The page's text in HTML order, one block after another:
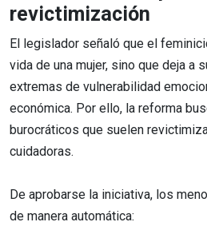
revictimización
El legislador señaló que el
vida de una mujer, sino que deja a
extremas de vulnerabilidad
económica. Por ello, la reforma
burocráticos que suelen
cuidadoras.
De aprobarse la iniciativa, los
de manera automática: